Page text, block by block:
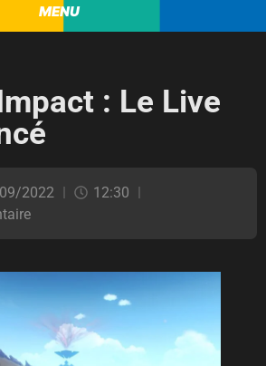
MENU
: Le Live
2022
12:30